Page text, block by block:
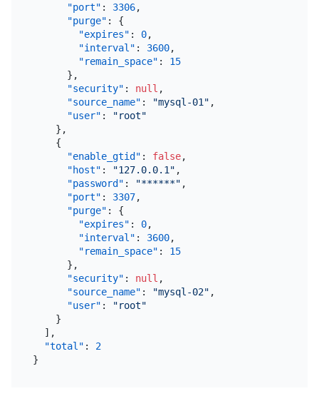
"port" : 3306,
"purge" :
{
"expires" : 0,
"interval" : 3600,
"remain_space" :
15
} ,
"security" : null ,
"source_name" : "mysql-01" ,
"user" :
"root"
} ,
{
"enable_gtid" : false,
"host" : "127.0.0.1" ,
"password" : "******" ,
"port" : 3307,
"purge" :
{
"expires" : 0,
"interval" : 3600,
"remain_space" :
15
} ,
"security" : null ,
"source_name" : "mysql-02" ,
"user" :
"root"
}
] ,
"total" :
2
}